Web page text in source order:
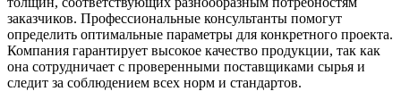
заказчиков. Профессиональные консультанты помогут
определить оптимальные параметры для конкретного проекта.
Компания гарантирует высокое качество продукции, так как
она сотрудничает с проверенными поставщиками сырья и
следит за соблюдением всех норм и стандартов.